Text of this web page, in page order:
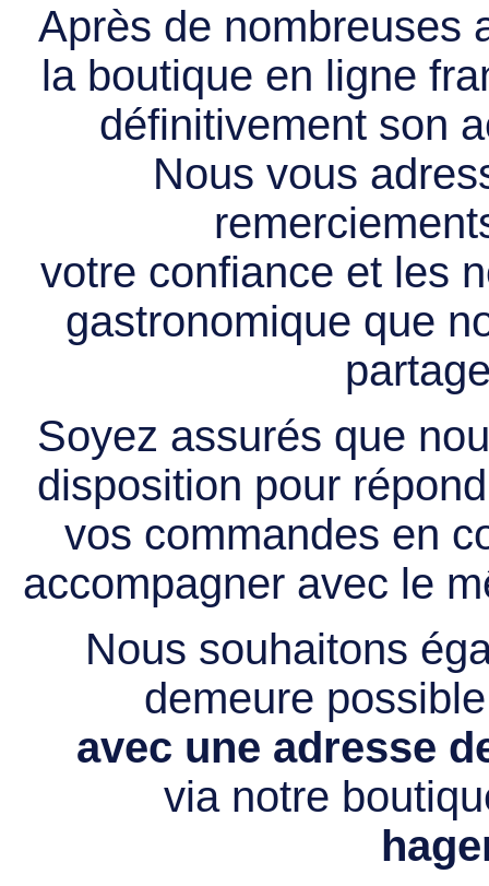
Après de nombreuses
la boutique en ligne
définitivement son
Nous vous
votre confiance et les
gastronomique que
Soyez assurés que
disposition pour
vos commandes en
accompagner avec le
Nous souhaitons
demeure
avec une adresse
via notre